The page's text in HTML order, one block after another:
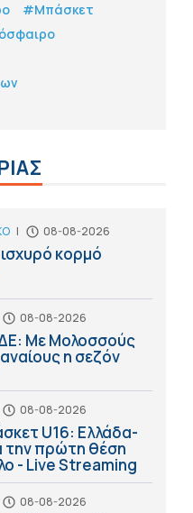
#Μπάσκετ
| 08-08-2026
ισχυρό κορμό
08-08-2026
Με Μολοσσούς
η σεζόν
08-08-2026
U16: Ελλάδα-
την πρώτη θέση
- Live Streaming
08-08-2026